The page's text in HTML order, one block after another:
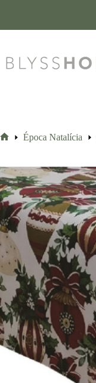
Época Natalícia